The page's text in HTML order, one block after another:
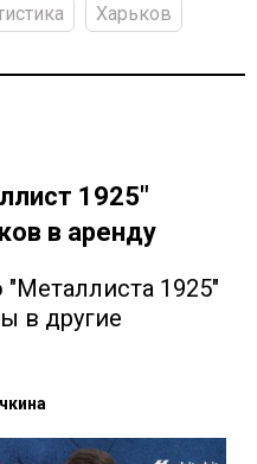
Харьков
1925"
в аренду
"Металлиста 1925"
в другие